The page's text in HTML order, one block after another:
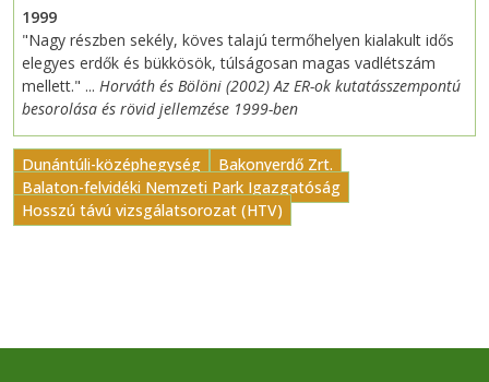
1999
"Nagy részben sekély, köves talajú termőhelyen kialakult idős
elegyes erdők és bükkösök, túlságosan magas vadlétszám
mellett." ... Horváth és Bölöni (2002) Az ER-ok kutatásszempontú
besorolása és rövid jellemzése 1999-ben
Dunántúli-középhegység
Bakonyerdő Zrt.
Balaton-felvidéki Nemzeti Park Igazgatóság
Hosszú távú vizsgálatsorozat (HTV)